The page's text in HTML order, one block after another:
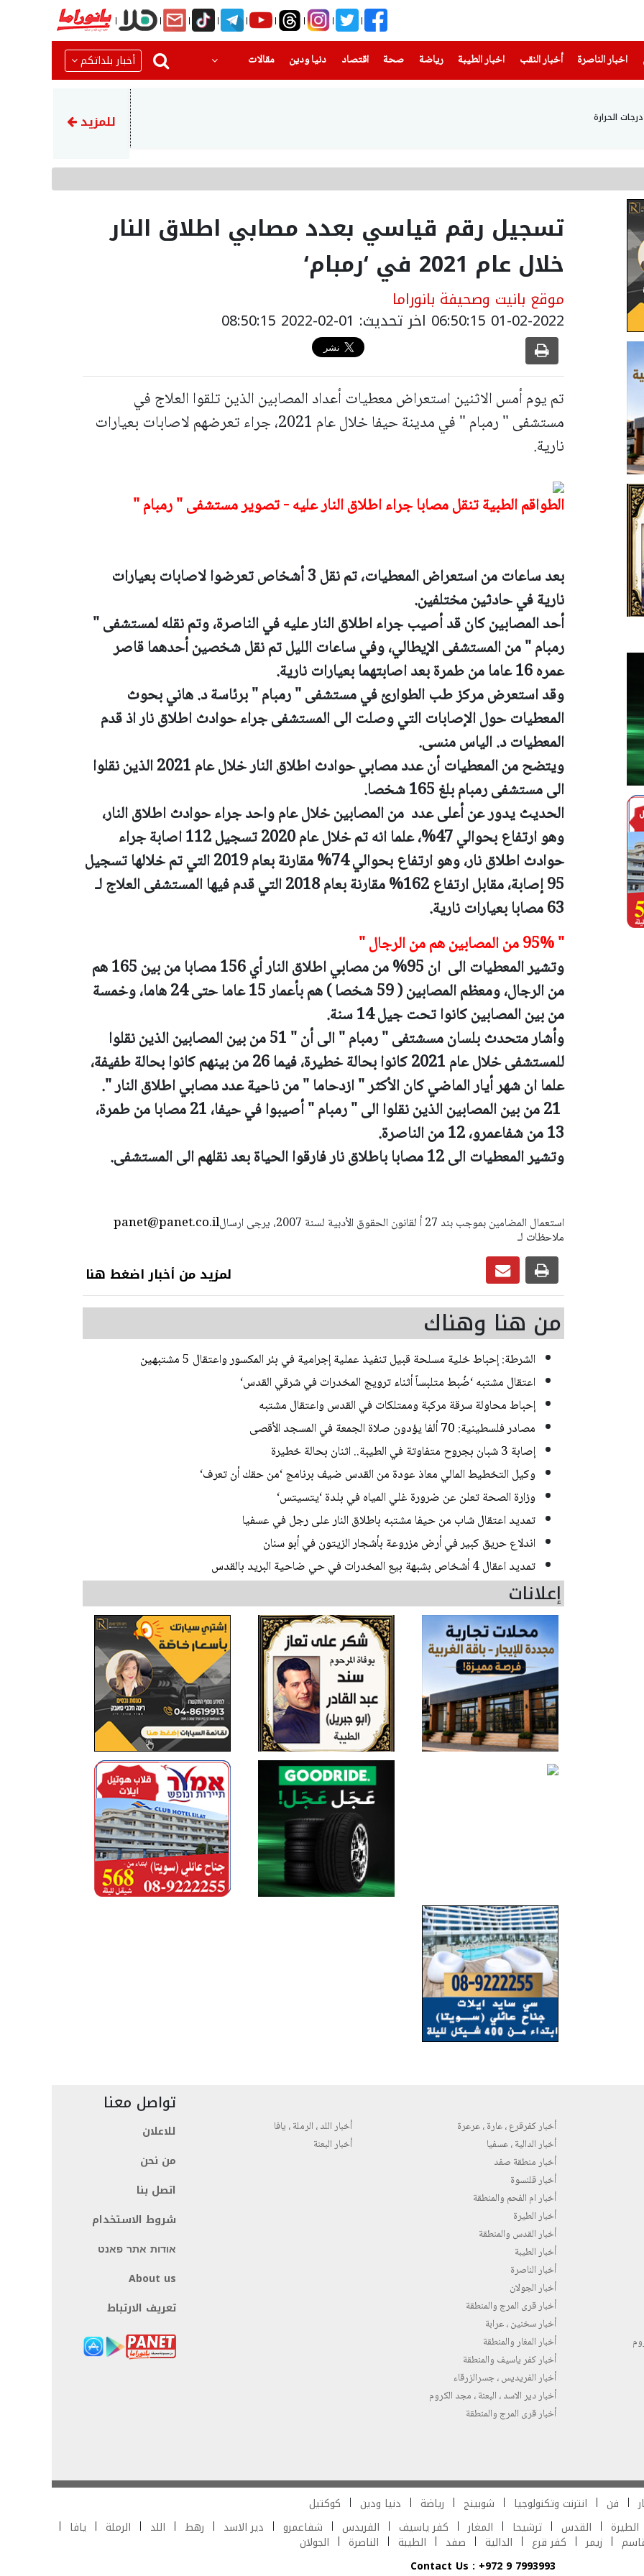
اخبار الناصرة
(current) أخبار النقب اخبار الطيبة(current) رياضة
(current) صحة(current) اقتصاد دنيا ودين
(current) مقالات أخبار بلداتكم
الحرارة مصرع الفتى محمد
للمزيد
تسجيل رقم قياسي بعدد مصابي اطلاق النار
خلال عام 2021 في ‘رمبام‘
موقع بانيت وصحيفة بانوراما
01-02-2022 06:50:15 اخر تحديث: 01-02-2022 08:50:15
تم يوم أمس الاثنين استعراض معطيات أعداد المصابين الذين تلقوا العلاج في
مستشفى " رمبام " في مدينة حيفا خلال عام 2021، جراء تعرضهم لاصابات بعيارات
نارية.
الطواقم الطبية تنقل مصابا جراء اطلاق النار عليه - تصوير مستشفى " رمبام "
بعد ساعات من استعراض المعطيات، تم نقل 3 أشخاص تعرضوا لاصابات بعيارات
نارية في حادثين مختلفين.
أحد المصابين كان قد أصيب جراء اطلاق النار عليه في الناصرة، وتم نقله لمستشفى "
رمبام " من المستشفى الإيطالي، وفي ساعات الليل تم نقل شخصين أحدهما قاصر
عمره 16 عاما من طمرة بعد اصابتهما بعيارات نارية.
وقد استعرض مركز طب الطوارئ في مستشفى " رمبام " برئاسة د. هاني بحوث
المعطيات حول الإصابات التي وصلت الى المستشفى جراء حوادث اطلاق نار اذ قدم
المعطيات د. الياس منسى.
ويتضح من المعطيات أن عدد مصابي حوادث اطلاق النار خلال عام 2021 الذين نقلوا
الى مستشفى رمبام بلغ 165 شخصا.
الحديث يدور عن أعلى عدد من المصابين خلال عام واحد جراء حوادث اطلاق النار،
وهو ارتفاع بحوالي 47%، علما انه تم خلال عام 2020 تسجيل 112 اصابة جراء
حوادث اطلاق نار، وهو ارتفاع بحوالي 74% مقارنة بعام 2019 التي تم خلالها تسجيل
95 إصابة، مقابل ارتفاع 162% مقارنة بعام 2018 التي قدم فيها المستشفى العلاج لـ
63 مصابا بعيارات نارية.
" 95% من المصابين هم من الرجال "
وتشير المعطيات الى ان 95% من مصابي اطلاق النار أي 156 مصابا من بين 165 هم
من الرجال، ومعظم المصابين ( 59 شخصا ) هم بأعمار 15 عاما حتى 24 هاما، وخمسة
من بين المصابين كانوا تحت جيل 14 سنة.
وأشار متحدث بلسان مسشتفى " رمبام " الى أن " 51 من بين المصابين الذين نقلوا
للمستشفى خلال عام 2021 كانوا بحالة خطيرة، فيما 26 من بينهم كانوا بحالة طفيفة،
علما ان شهر أيار الماضي كان الأكثر " ازدحاما " من ناحية عدد مصابي اطلاق النار ".
21 من بين المصابين الذين نقلوا الى " رمبام " أصيبوا في حيفا، 21 مصابا من طمرة،
13 من شفاعمرو، 12 من الناصرة.
وتشير المعطيات الى 12 مصابا باطلاق نار فارقوا الحياة بعد نقلهم الى المستشفى.
panet@panet.co.ilاستعمال المضامين بموجب بند 27 أ لقانون الحقوق الأدبية لسنة 2007، يرجى ارسال
ملاحظات لـ
لمزيد من أخبار اضغط هنا
من هنا وهناك
الشرطة: إحباط خلية مسلحة قبيل تنفيذ عملية إجرامية في بئر المكسور واعتقال 5 مشتبهين
اعتقال مشتبه ‘ضُبط متلبساً أثناء ترويج المخدرات في شرقي القدس‘
إحباط محاولة سرقة مركبة وممتلكات في القدس واعتقال مشتبه
مصادر فلسطينية: 70 ألفا يؤدون صلاة الجمعة في المسجد الأقصى
إصابة 3 شبان بجروح متفاوتة في الطيبة.. اثنان بحالة خطيرة
وكيل التخطيط المالي معاذ عودة من القدس ضيف برنامج ‘من حقك أن تعرف‘
وزارة الصحة تعلن عن ضرورة غلي المياه في بلدة ‘يتسيتس‘
تمديد اعتقال شاب من حيفا مشتبه باطلاق النار على رجل في عسفيا
اندلاع حريق كبير في أرض مزروعة بأشجار الزيتون في أبو سنان
تمديد اعقال 4 أشخاص بشبهة بيع المخدرات في حي ضاحية البريد بالقدس
إعلانات
أخبار كفرقرع ، عارة ، عرعرة
أخبار الدالية ، عسفيا
أخبار منطقة صفد
أخبار قلنسوة
أخبار ام الفحم والمنطقة
أخبار الطيرة
أخبار القدس والمنطقة
أخبار الطيبة
أخبار الناصرة
أخبار الجولان
أخبار قرى المرج والمنطقة
أخبار سخنين ، عرابة
أخبار المغار والمنطقة
أخبار كفر ياسيف والمنطقة
أخبار الفريديس ، جسرالزرقاء
أخبار دير الاسد ، البعنة ، مجد الكروم
أخبار قرى المرج والمنطقة
أخبار اللد ، الرملة ، يافا
أخبار البعنة
تواصل معنا
للاعلان
من نحن
اتصل بنا
شروط الاستخدام
אודות אתר פאנט
About us
تعريف الارتباط
فن انترنت وتكنولوجيا شوبينج رياضة دنيا ودين
كوكتيل
الطيرة القدس ترشيحا المغار كفر ياسيف الفريدس شفاعمرو دير الاسد رهط اللد الرملة يافا
زيمر كفر قرع الدالية صفد الطيبة الناصرة
الجولان
Contact Us : +972 9 7993993